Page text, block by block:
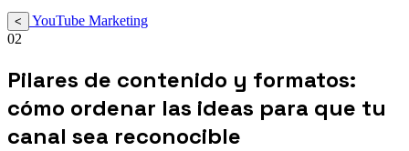
<
YouTube Marketing
02
Pilares de contenido y formatos:
cómo ordenar las ideas para que tu
canal sea reconocible